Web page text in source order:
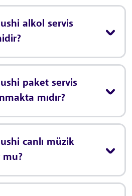
alkol servis
paket servis
mıdır?
canlı müzik